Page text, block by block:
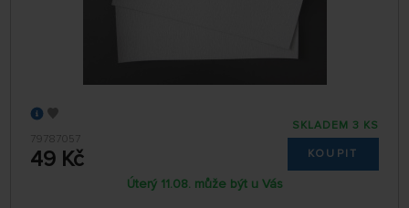
79787057
49 Kč
SKLADEM 3 KS
KOUPIT
Úterý 11.08. může být u Vás